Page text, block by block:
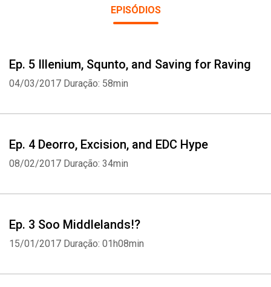
something in our soul its bound to be discussed. Listen in to
EPISÓDIOS
Ep. 5 Illenium, Squnto, and Saving for Raving
04/03/2017 Duração: 58min
Ep. 4 Deorro, Excision, and EDC Hype
08/02/2017 Duração: 34min
Ep. 3 Soo Middlelands!?
15/01/2017 Duração: 01h08min